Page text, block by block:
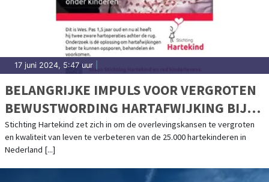
17 juni 2024, 5:47 uur
BELANGRIJKE IMPULS VOOR VERGROTEN
BEWUSTWORDING HARTAFWIJKING BIJ
KINDEREN
Stichting Hartekind zet zich in om de overlevingskansen te vergroten
en kwaliteit van leven te verbeteren van de 25.000 hartekinderen in
Nederland [...]